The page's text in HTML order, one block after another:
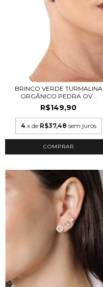
BRINCO VERDE TURMALINA
ORGÂNICO PEDRA OV...
R$149,90
4 x de R$37,48 sem juros